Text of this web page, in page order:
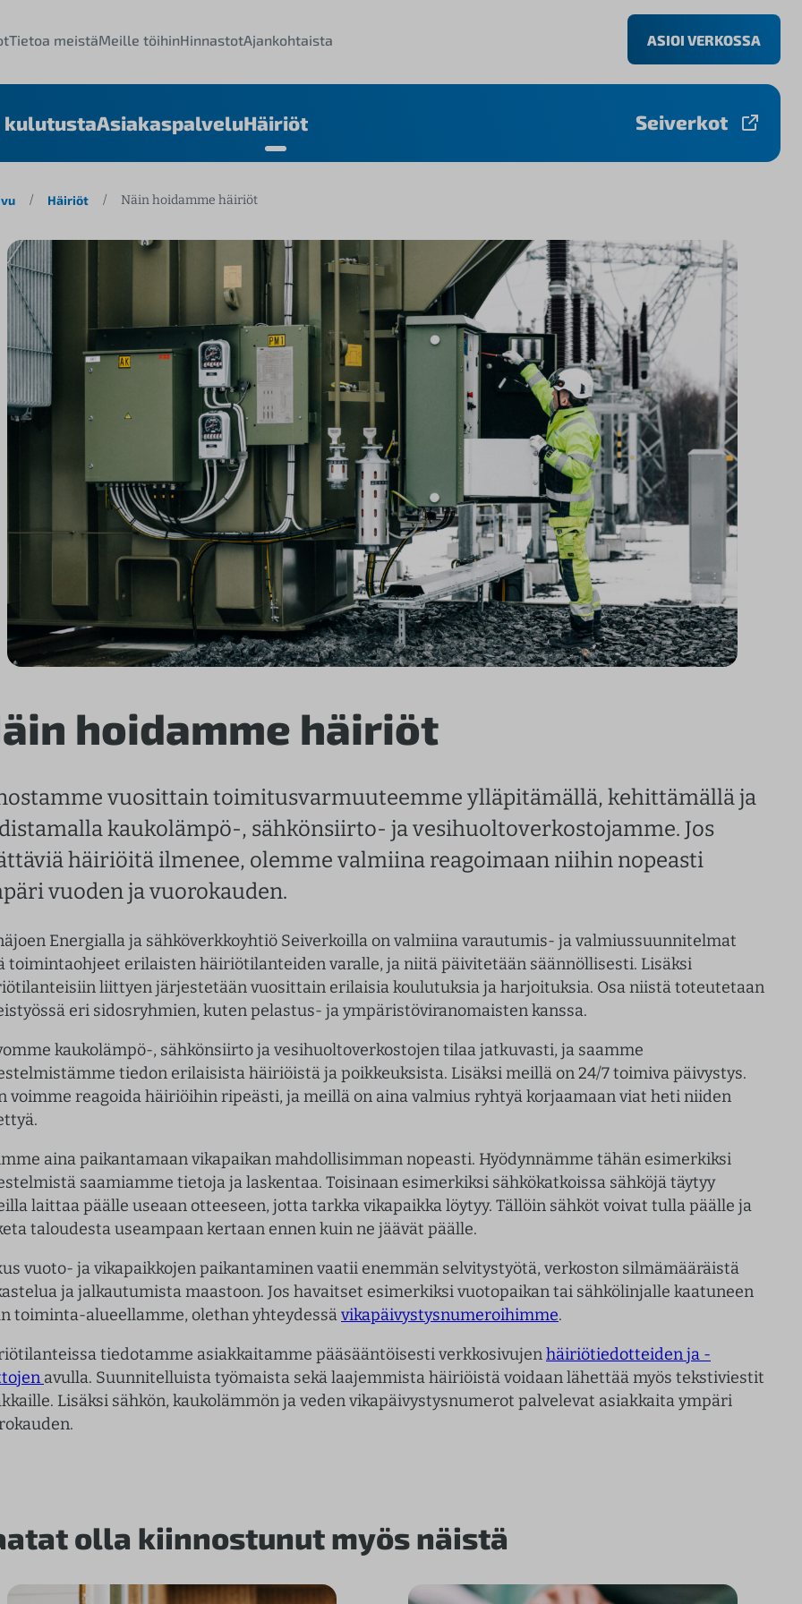
Tietoa meistäMeille töihinHinnastotAjankohtaista ASIOI VERKOSSA
kulutustaAsiakaspalveluHäiriöt Seiverkot
/ Häiriöt / Näin hoidamme häiriöt
hoidamme häiriöt
vuosittain toimitusvarmuuteemme ylläpitämällä, kehittämällä ja
kaukolämpö-, sähkönsiirto- ja vesihuoltoverkostojamme. Jos
häiriöitä ilmenee, olemme valmiina reagoimaan niihin nopeasti
vuoden ja vuorokauden.
Energialla ja sähköverkkoyhtiö Seiverkoilla on valmiina varautumis- ja valmiussuunnitelmat
toimintaohjeet erilaisten häiriötilanteiden varalle, ja niitä päivitetään säännöllisesti. Lisäksi
liittyen järjestetään vuosittain erilaisia koulutuksia ja harjoituksia. Osa niistä toteutetaan
eri sidosryhmien, kuten pelastus- ja ympäristöviranomaisten kanssa.
kaukolämpö-, sähkönsiirto ja vesihuoltoverkostojen tilaa jatkuvasti, ja saamme
tiedon erilaisista häiriöistä ja poikkeuksista. Lisäksi meillä on 24/7 toimiva päivystys.
voimme reagoida häiriöihin ripeästi, ja meillä on aina valmius ryhtyä korjaamaan viat heti niiden
aina paikantamaan vikapaikan mahdollisimman nopeasti. Hyödynnämme tähän esimerkiksi
saamiamme tietoja ja laskentaa. Toisinaan esimerkiksi sähkökatkoissa sähköjä täytyy
laittaa päälle useaan otteeseen, jotta tarkka vikapaikka löytyy. Tällöin sähköt voivat tulla päälle ja
taloudesta useampaan kertaan ennen kuin ne jäävät päälle.
vuoto- ja vikapaikkojen paikantaminen vaatii enemmän selvitystyötä, verkoston silmämääräistä
ja jalkautumista maastoon. Jos havaitset esimerkiksi vuotopaikan tai sähkölinjalle kaatuneen
toiminta-alueellamme, olethan yhteydessävikapäivystysnumeroihimme.
tiedotamme asiakkaitamme pääsääntöisesti verkkosivujenhäiriötiedotteiden ja -
avulla. Suunnitelluista työmaista sekä laajemmista häiriöistä voidaan lähettää myös tekstiviestit
Lisäksi sähkön, kaukolämmön ja veden vikapäivystysnumerot palvelevat asiakkaita ympäri
olla kiinnostunut myös näistä